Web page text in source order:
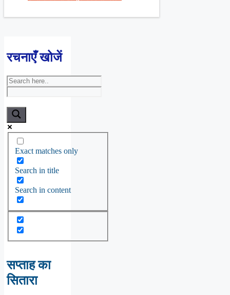
रचनाएँ खोजें
Exact matches only
Search in title
Search in content
सप्ताह का
सितारा